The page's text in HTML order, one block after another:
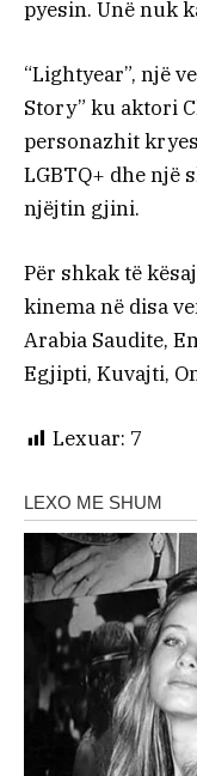
pyesin. Unë nuk
“Lightyear”, një
Story” ku aktori
personazhit
LGBTQ+ dhe një
njëjtin gjini.
Për shkak të
kinema në disa
Arabia Saudite,
Egjipti, Kuvajti,
Lexuar: 7